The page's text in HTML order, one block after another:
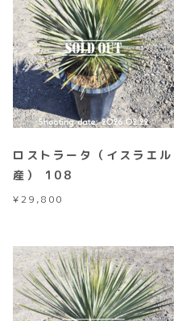
ロストラータ（イスラエル
産） 108
¥29,800